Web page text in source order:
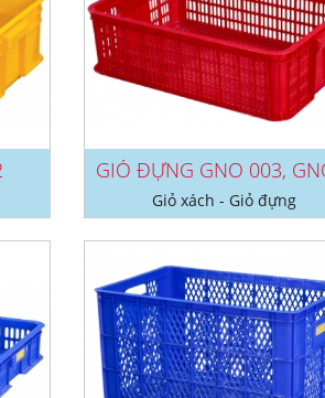
Giỏ xách - Giỏ đựng